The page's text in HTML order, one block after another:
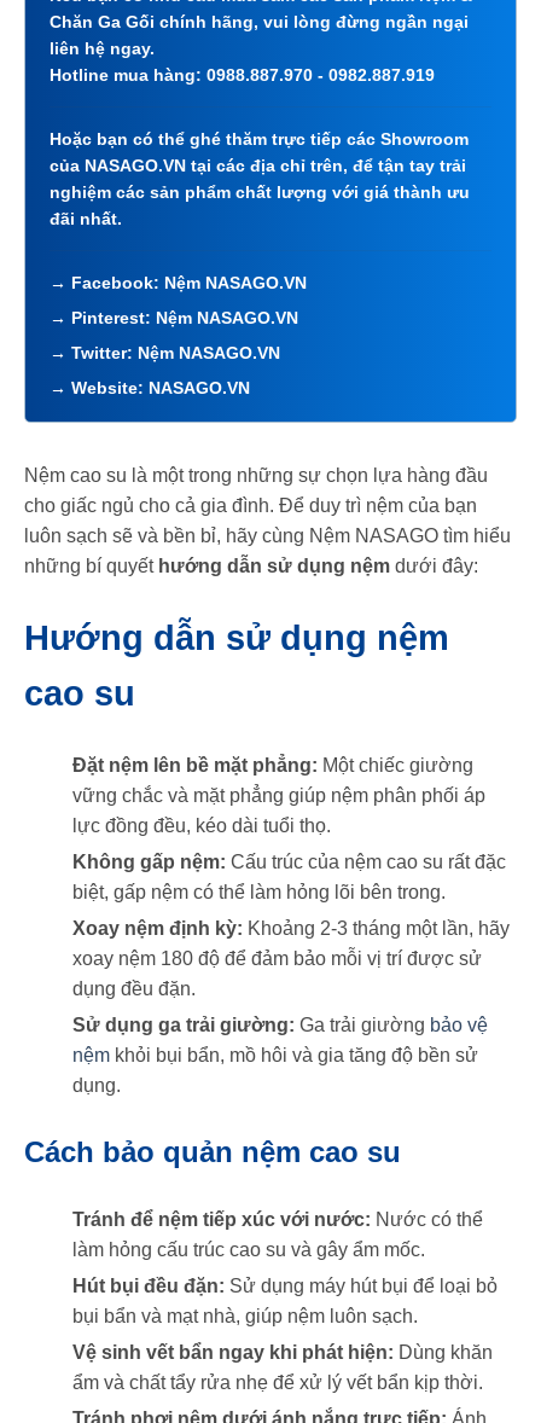
Chăn Ga Gối chính hãng, vui lòng đừng ngần ngại
liên hệ ngay.
Hotline mua hàng: 0988.887.970 - 0982.887.919
Hoặc bạn có thể ghé thăm trực tiếp các Showroom
của NASAGO.VN tại các địa chỉ trên, để tận tay trải
nghiệm các sản phẩm chất lượng với giá thành ưu
đãi nhất.
→ Facebook: Nệm NASAGO.VN
→ Pinterest: Nệm NASAGO.VN
→ Twitter: Nệm NASAGO.VN
→ Website: NASAGO.VN
Nệm cao su là một trong những sự chọn lựa hàng đầu
cho giấc ngủ cho cả gia đình. Để duy trì nệm của bạn
luôn sạch sẽ và bền bỉ, hãy cùng Nệm NASAGO tìm hiểu
những bí quyết hướng dẫn sử dụng nệm dưới đây:
Hướng dẫn sử dụng nệm
cao su
Đặt nệm lên bề mặt phẳng: Một chiếc giường
vững chắc và mặt phẳng giúp nệm phân phối áp
lực đồng đều, kéo dài tuổi thọ.
Không gấp nệm: Cấu trúc của nệm cao su rất đặc
biệt, gấp nệm có thể làm hỏng lõi bên trong.
Xoay nệm định kỳ: Khoảng 2-3 tháng một lần, hãy
xoay nệm 180 độ để đảm bảo mỗi vị trí được sử
dụng đều đặn.
Sử dụng ga trải giường: Ga trải giường bảo vệ
nệm khỏi bụi bẩn, mồ hôi và gia tăng độ bền sử
dụng.
Cách bảo quản nệm cao su
Tránh để nệm tiếp xúc với nước: Nước có thể
làm hỏng cấu trúc cao su và gây ẩm mốc.
Hút bụi đều đặn: Sử dụng máy hút bụi để loại bỏ
bụi bẩn và mạt nhà, giúp nệm luôn sạch.
Vệ sinh vết bẩn ngay khi phát hiện: Dùng khăn
ẩm và chất tẩy rửa nhẹ để xử lý vết bẩn kịp thời.
Tránh phơi nệm dưới ánh nắng trực tiếp: Ánh